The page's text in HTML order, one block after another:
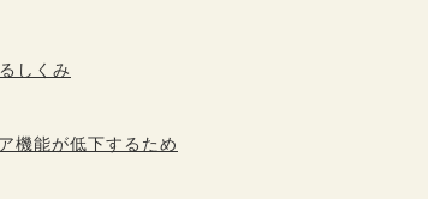
しくみ
機能が低下するため